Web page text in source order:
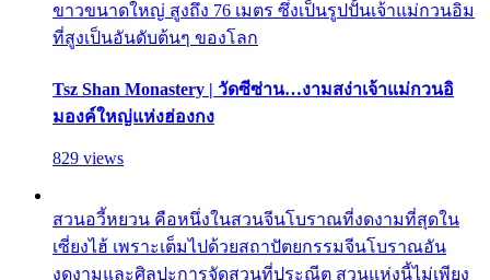
ขาวขนาดใหญ่ สูงถึง 76 เมตร ซึ่งเป็นรูปปั้นเจ้าแม่กวนอิม
ที่สูงเป็นอันดับต้นๆ ของโลก
Tsz Shan Monastery | วัดซีซ่าน…งามสง่าเจ้าแม่กวนอิ
มองค์ใหญ่แห่งฮ่องกง
829 views
สวนอวี้หยวน คือหนึ่งในสวนจีนโบราณที่งดงามที่สุดใน
เซี่ยงไฮ้ เพราะเต็มไปด้วยสถาปัตยกรรมจีนโบราณอัน
งดงามและศิลปะการจัดสวนที่ประณีต สวนแห่งนี้ไม่เพียง